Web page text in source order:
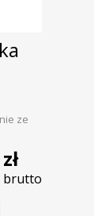
ze
zł
brutto